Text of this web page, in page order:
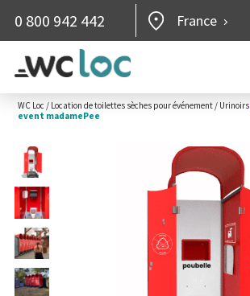
0 800 942 442 France
WC Loc / Location de toilettes sèches pour événement / Urinoirs
event madamePee